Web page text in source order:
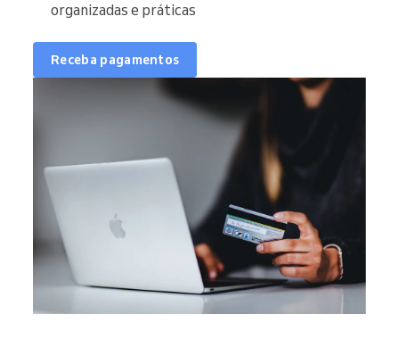
organizadas e práticas
Receba pagamentos